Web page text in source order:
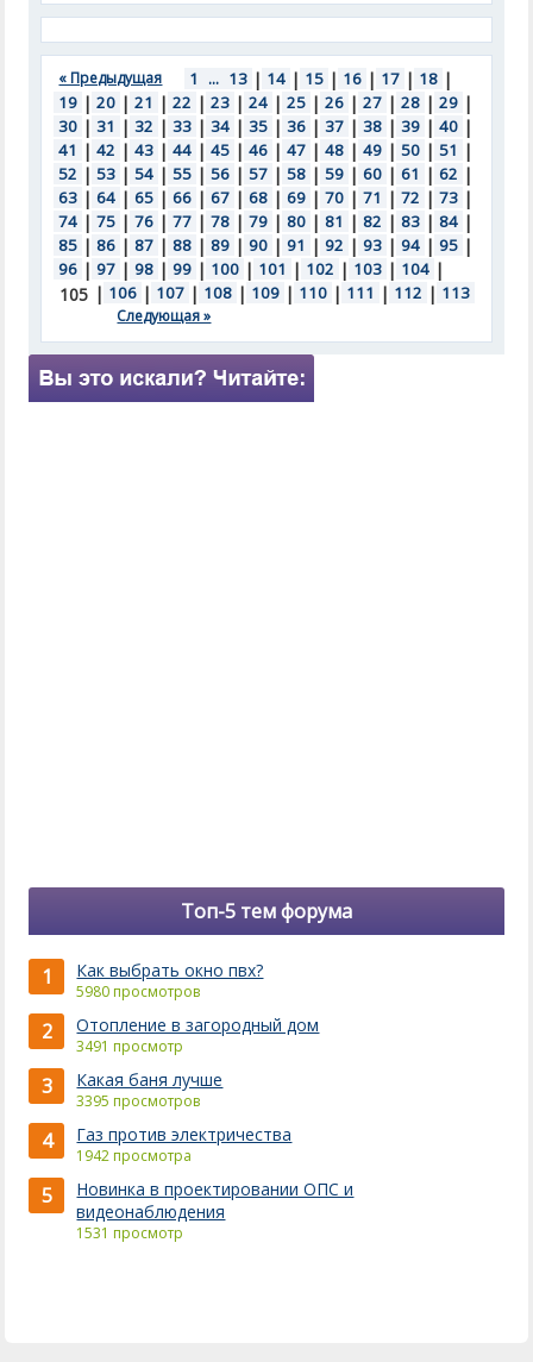
« Предыдущая 1 ... 13 | 14 | 15 | 16 | 17 | 18 |
19 | 20 | 21 | 22 | 23 | 24 | 25 | 26 | 27 | 28 | 29 |
30 | 31 | 32 | 33 | 34 | 35 | 36 | 37 | 38 | 39 | 40 |
41 | 42 | 43 | 44 | 45 | 46 | 47 | 48 | 49 | 50 | 51 |
52 | 53 | 54 | 55 | 56 | 57 | 58 | 59 | 60 | 61 | 62 |
63 | 64 | 65 | 66 | 67 | 68 | 69 | 70 | 71 | 72 | 73 |
74 | 75 | 76 | 77 | 78 | 79 | 80 | 81 | 82 | 83 | 84 |
85 | 86 | 87 | 88 | 89 | 90 | 91 | 92 | 93 | 94 | 95 |
96 | 97 | 98 | 99 | 100 | 101 | 102 | 103 | 104 |
105 | 106 | 107 | 108 | 109 | 110 | 111 | 112 | 113
Следующая »
Топ-5 тем форума
1 Как выбрать окно пвх?
5980 просмотров
2 Отопление в загородный дом
3491 просмотр
3 Какая баня лучше
3395 просмотров
4 Газ против электричества
1942 просмотра
5
Новинка в проектировании ОПС и
видеонаблюдения
1531 просмотр